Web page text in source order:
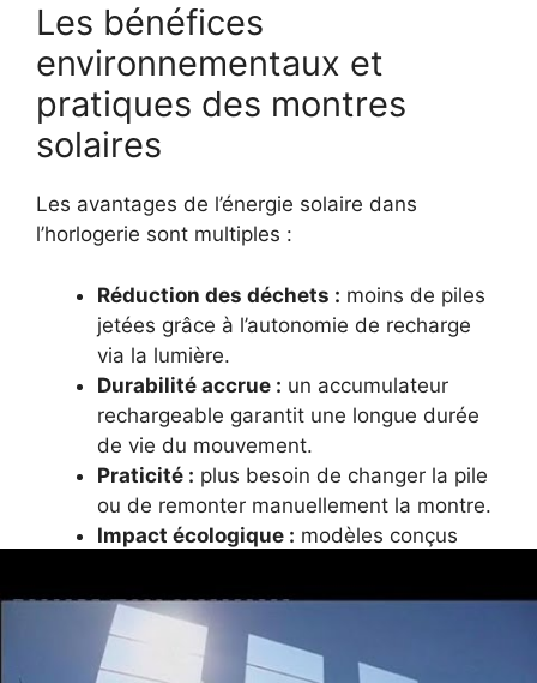
Les bénéfices
environnementaux et
pratiques des montres
solaires
Les avantages de l’énergie solaire dans
l’horlogerie sont multiples :
Réduction des déchets : moins de piles
jetées grâce à l’autonomie de recharge
via la lumière.
Durabilité accrue : un accumulateur
rechargeable garantit une longue durée
de vie du mouvement.
Praticité : plus besoin de changer la pile
ou de remonter manuellement la montre.
Impact écologique : modèles conçus
les matériaux utilisés et la consommation
énergétique des ateliers.